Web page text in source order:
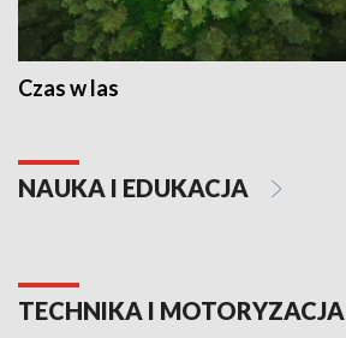
Czas w las
NAUKA I EDUKACJA
TECHNIKA I MOTORYZACJA